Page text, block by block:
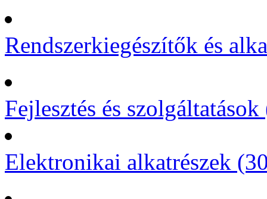
Rendszerkiegészítők és
Fejlesztés és
Elektronikai alkatrészek